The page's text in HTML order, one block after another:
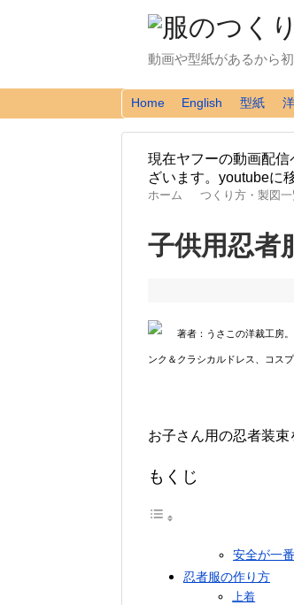
動画や型紙があるから
Home English 型紙
現在ヤフーの動画配
ざいます。youtubeに
ホーム つくり方・製図一
子供用忍者
著者：うさこの洋裁工房
ンク＆クラシカルドレス、コス
お子さん用の忍者装束
もくじ
安全が一
忍者服の作り方
上着